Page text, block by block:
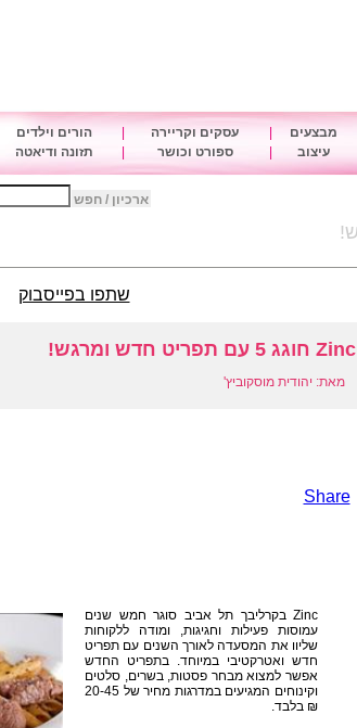
מבצעים עסקים וקריירה הורים וילדים
עיצוב ספורט וכושר תזונה ודיאטה
ארכיון / חפש
שתפו בפייסבוק
Zinc חוגג 5 עם תפריט חדש ומרגש!
מאת: יהודית מוסקוביץ'
Share
Zinc בקרליבך תל אביב סוגר חמש שנים
עמוסות פעילות וחגיגות, ומודה ללקוחות
שליוו את המסעדה לאורך השנים עם תפריט
חדש ואטרקטיבי במיוחד. בתפריט החדש
אפשר למצוא מבחר פסטות, בשרים, סלטים
וקינוחים המגיעים במדרגות מחיר של 20-45
₪ בלבד.